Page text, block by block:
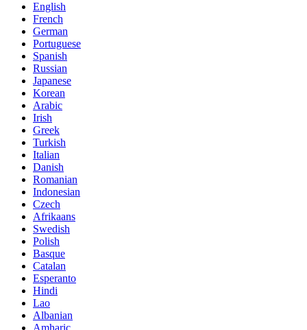
English
French
German
Portuguese
Spanish
Russian
Japanese
Korean
Arabic
Irish
Greek
Turkish
Italian
Danish
Romanian
Indonesian
Czech
Afrikaans
Swedish
Polish
Basque
Catalan
Esperanto
Hindi
Lao
Albanian